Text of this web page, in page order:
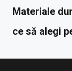
Materiale
ce să alegi